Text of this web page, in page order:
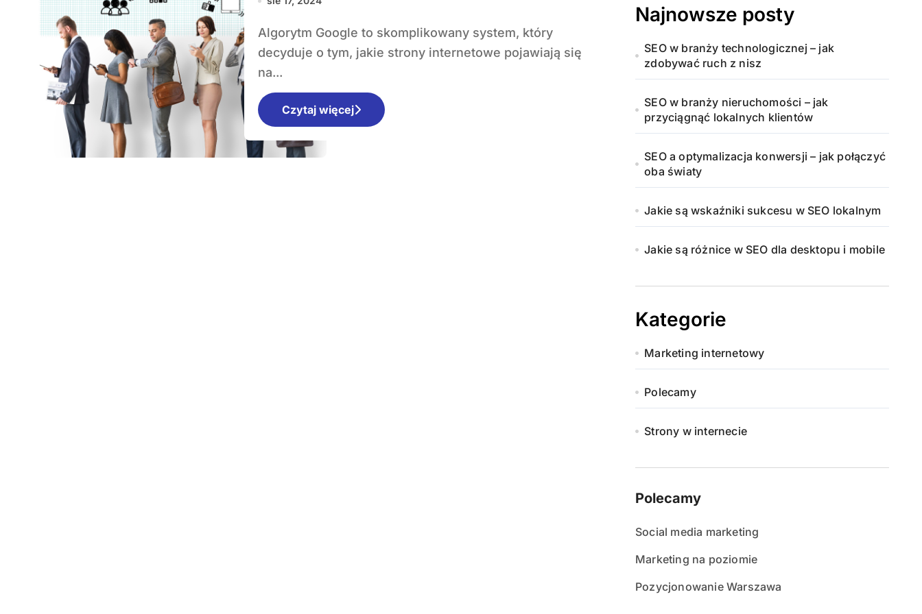
Algorytm Google to skomplikowany system, który
decyduje o tym, jakie strony internetowe pojawiają się
na...
Czytaj więcej
Najnowsze posty
SEO w branży technologicznej – jak
zdobywać ruch z nisz
SEO w branży nieruchomości – jak
przyciągnąć lokalnych klientów
SEO a optymalizacja konwersji – jak połączyć
oba światy
Jakie są wskaźniki sukcesu w SEO lokalnym
Jakie są różnice w SEO dla desktopu i mobile
Kategorie
Marketing internetowy
Polecamy
Strony w internecie
Polecamy
Social media marketing
Marketing na poziomie
Pozycjonowanie Warszawa